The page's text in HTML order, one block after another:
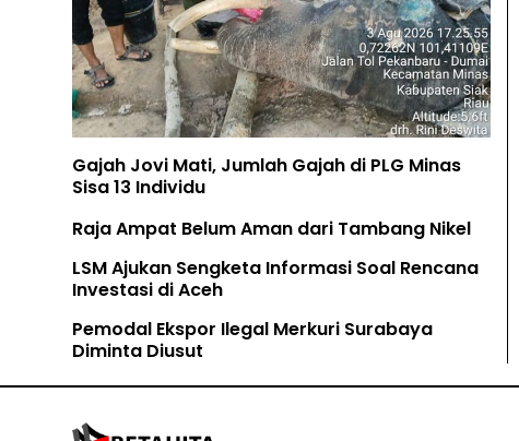
Gajah Jovi Mati, Jumlah Gajah di PLG Minas
Sisa 13 Individu
Raja Ampat Belum Aman dari Tambang Nikel
LSM Ajukan Sengketa Informasi Soal Rencana
Investasi di Aceh
Pemodal Ekspor Ilegal Merkuri Surabaya
Diminta Diusut